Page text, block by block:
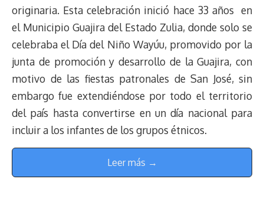
originaria. Esta celebración inició hace 33 años en
el Municipio Guajira del Estado Zulia, donde solo se
celebraba el Día del Niño Wayúu, promovido por la
junta de promoción y desarrollo de la Guajira, con
motivo de las fiestas patronales de San José, sin
embargo fue extendiéndose por todo el territorio
del país hasta convertirse en un día nacional para
incluir a los infantes de los grupos étnicos.
Leer más →